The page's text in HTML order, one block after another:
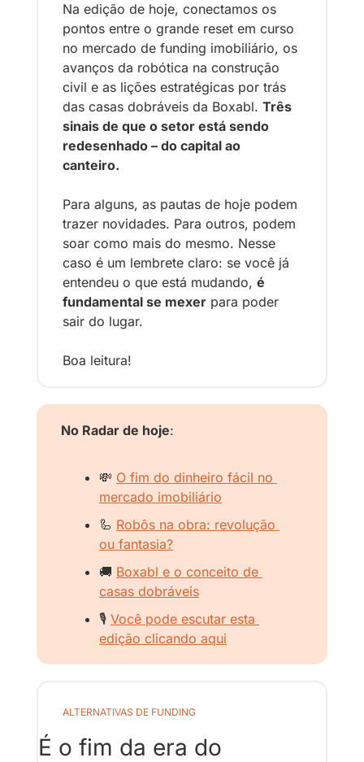
Na edição de hoje, conectamos os
pontos entre o grande reset em curso
no mercado de funding imobiliário, os
avanços da robótica na construção
civil e as lições estratégicas por trás
das casas dobráveis da Boxabl. Três
sinais de que o setor está sendo
redesenhado – do capital ao
canteiro.
Para alguns, as pautas de hoje podem
trazer novidades. Para outros, podem
soar como mais do mesmo. Nesse
caso é um lembrete claro: se você já
entendeu o que está mudando, é
fundamental se mexer para poder
sair do lugar.
Boa leitura!
No Radar de hoje:
💸 O fim do dinheiro fácil no
mercado imobiliário
🦾 Robôs na obra: revolução
ou fantasia?
🚚 Boxabl e o conceito de
casas dobráveis
🎙️ Você pode escutar esta
edição clicando aqui
ALTERNATIVAS DE FUNDING
É o fim da era do